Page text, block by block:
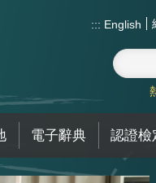
::: English
電子辭典 認證檢